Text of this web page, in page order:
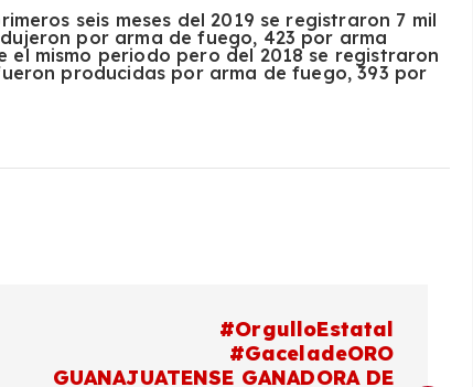
seis meses del 2019 se registraron 7 mil
por arma de fuego, 423 por arma
mismo periodo pero del 2018 se registraron
producidas por arma de fuego, 393 por
#OrgulloEstatal
#GaceladeORO
GUANAJUATENSE GANADORA DE